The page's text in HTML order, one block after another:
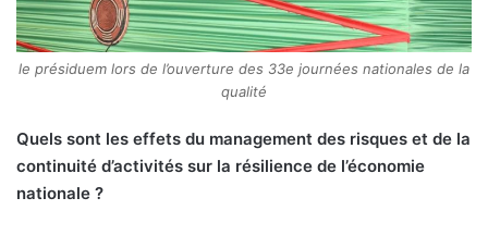
le présiduem lors de l’ouverture des 33e journées nationales de la
qualité
Quels sont les effets du management des risques et de la
continuité d’activités sur la résilience de l’économie
nationale ?